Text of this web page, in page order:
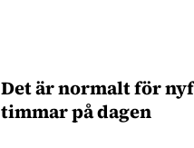
Det är normalt för
timmar på dagen